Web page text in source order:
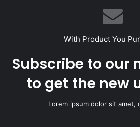
With Product You
Subscribe to our
to get the new
Lorem ipsum dolor sit amet,